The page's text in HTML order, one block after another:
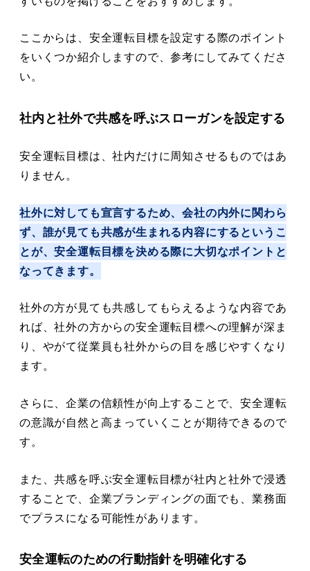
ここからは、安全運転目標を設定する際のポイント
をいくつか紹介しますので、参考にしてみてくださ
い。
社内と社外で共感を呼ぶスローガンを設定する
安全運転目標は、社内だけに周知させるものではあ
りません。
社外に対しても宣言するため、会社の内外に関わら
ず、誰が見ても共感が生まれる内容にするというこ
とが、安全運転目標を決める際に大切なポイントと
なってきます。
社外の方が見ても共感してもらえるような内容であ
れば、社外の方からの安全運転目標への理解が深ま
り、やがて従業員も社外からの目を感じやすくなり
ます。
さらに、企業の信頼性が向上することで、安全運転
の意識が自然と高まっていくことが期待できるので
す。
また、共感を呼ぶ安全運転目標が社内と社外で浸透
することで、企業ブランディングの面でも、業務面
でプラスになる可能性があります。
安全運転のための行動指針を明確化する